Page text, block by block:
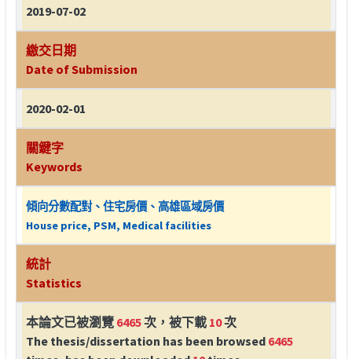
2019-07-02
繳交日期
Date of Submission
2020-02-01
關鍵字
Keywords
傾向分數配對、住宅房價、高雄區域房價
House price, PSM, Medical facilities
統計
Statistics
本論文已被瀏覽 6465次，被下載 10次
The thesis/dissertation has been browsed 6465